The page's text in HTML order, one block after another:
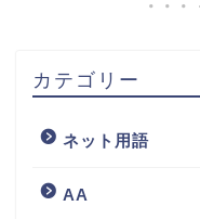
カテゴリー
ネット用語
AA